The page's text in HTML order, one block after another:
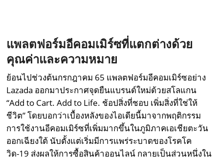
แพลตฟอร์มอีคอมเมิร์ซที่แตกต่างด้วย
คุณค่าและความหมาย
ย้อนไปช่วงต้นกรกฎาคม 65 แพลตฟอร์มอีคอมเมิร์ซอย่าง
Lazada ออกมาประกาศจุดยืนแบรนด์ใหม่ด้วยสโลแกน
“Add to Cart. Add to Life. ช้อปสิ่งที่ชอบ เพิ่มสิ่งที่ใช่ให้
ชีวิต” โดยบอกว่าเบื้องหลังของไอเดียนี้มาจากพฤติกรรม
การใช้งานอีคอมเมิร์ซที่เพิ่มมากขึ้นในภูมิภาคเอเชียตะวัน
ออกเฉียงใต้ นับตั้งแต่เริ่มมีการแพร่ระบาดของโรคโค
วิด-19 ส่งผลให้การซื้อสินค้าออนไลน์ กลายเป็นส่วนหนึ่งใน